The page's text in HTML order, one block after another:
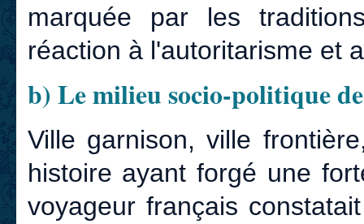
marquée par les
réaction à l'autoritarisme et
b) Le milieu socio-politique
Ville garnison, ville
histoire ayant forgé une
voyageur français